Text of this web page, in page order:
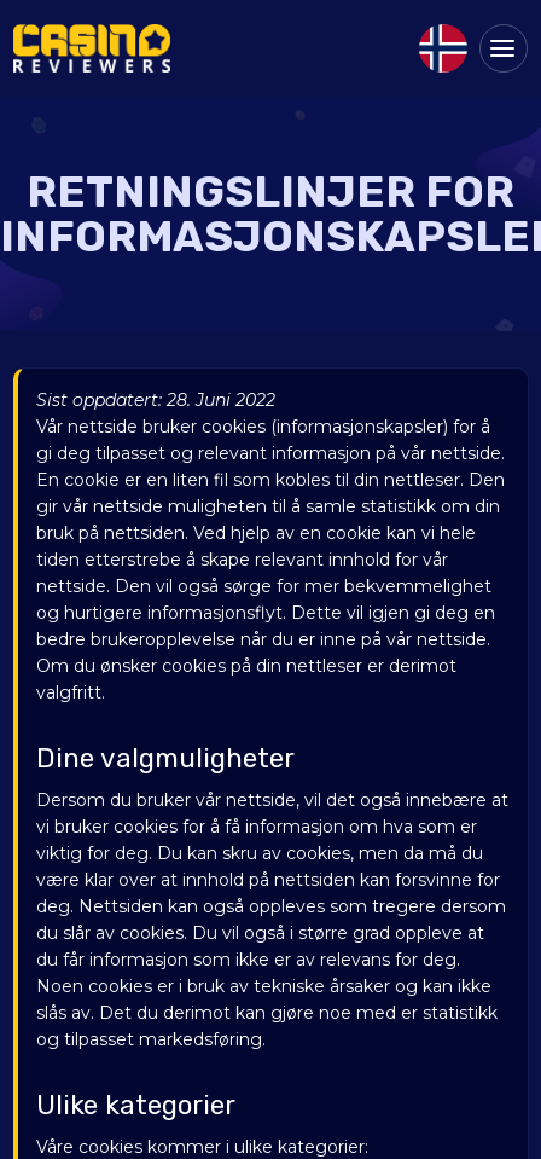
RETNINGSLINJER FOR
Sist oppdatert: 28. Juni 2022
Vår nettside bruker cookies (informasjonskapsler) for å
gi deg tilpasset og relevant informasjon på vår nettside.
En cookie er en liten fil som kobles til din nettleser. Den
gir vår nettside muligheten til å samle statistikk om din
bruk på nettsiden. Ved hjelp av en cookie kan vi hele
tiden etterstrebe å skape relevant innhold for vår
nettside. Den vil også sørge for mer bekvemmelighet
og hurtigere informasjonsflyt. Dette vil igjen gi deg en
bedre brukeropplevelse når du er inne på vår nettside.
Om du ønsker cookies på din nettleser er derimot
valgfritt.
Dine valgmuligheter
Dersom du bruker vår nettside, vil det også innebære at
vi bruker cookies for å få informasjon om hva som er
viktig for deg. Du kan skru av cookies, men da må du
være klar over at innhold på nettsiden kan forsvinne for
deg. Nettsiden kan også oppleves som tregere dersom
du slår av cookies. Du vil også i større grad oppleve at
du får informasjon som ikke er av relevans for deg.
Noen cookies er i bruk av tekniske årsaker og kan ikke
slås av. Det du derimot kan gjøre noe med er statistikk
og tilpasset markedsføring.
Ulike kategorier
Våre cookies kommer i ulike kategorier: